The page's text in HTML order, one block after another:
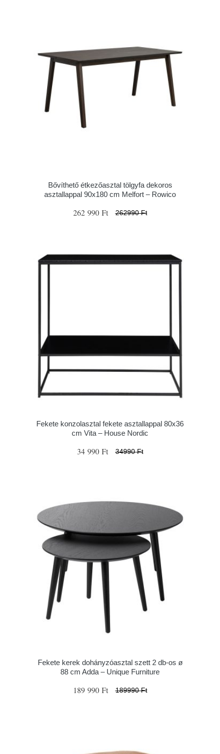
Bővíthető étkezőasztal tölgyfa dekoros
asztallappal 90x180 cm Melfort – Rowico
262 990 Ft 262990 Ft
Fekete konzolasztal fekete asztallappal 80x36
cm Vita – House Nordic
34 990 Ft 34990 Ft
Fekete kerek dohányzóasztal szett 2 db-os ø
88 cm Adda – Unique Furniture
189 990 Ft 189990 Ft